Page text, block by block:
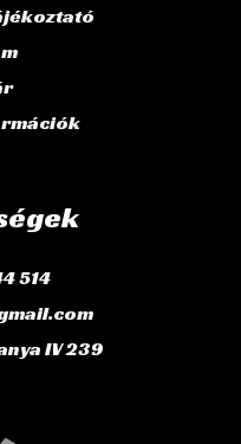
514
IV 239